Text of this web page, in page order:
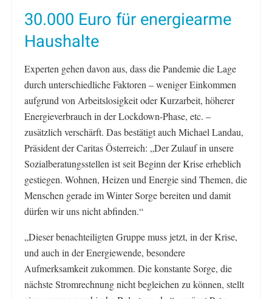
30.000 Euro für energiearme
Haushalte
Experten gehen davon aus, dass die Pandemie die Lage
durch unterschiedliche Faktoren – weniger Einkommen
aufgrund von Arbeitslosigkeit oder Kurzarbeit, höherer
Energieverbrauch in der Lockdown-Phase, etc. –
zusätzlich verschärft. Das bestätigt auch Michael Landau,
Präsident der Caritas Österreich: „Der Zulauf in unsere
Sozialberatungsstellen ist seit Beginn der Krise erheblich
gestiegen. Wohnen, Heizen und Energie sind Themen, die
Menschen gerade im Winter Sorge bereiten und damit
dürfen wir uns nicht abfinden.“
„Dieser benachteiligten Gruppe muss jetzt, in der Krise,
und auch in der Energiewende, besondere
Aufmerksamkeit zukommen. Die konstante Sorge, die
nächste Stromrechnung nicht begleichen zu können, stellt